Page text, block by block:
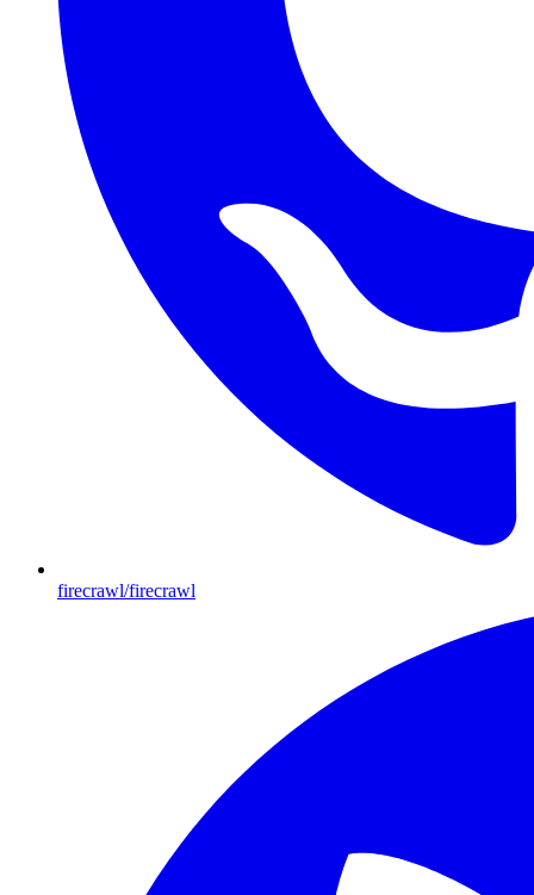
firecrawl/firecrawl